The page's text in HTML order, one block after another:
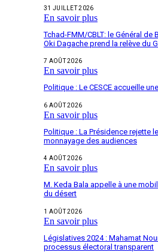
31 JUILLET 2026
En savoir plus
Tchad-FMM/CBLT: le Général de
Oki Dagache prend la relève du
7 AOÛT 2026
En savoir plus
Politique : Le CESCE accueille
6 AOÛT 2026
En savoir plus
Politique : La Présidence rejette
monnayage des audiences
4 AOÛT 2026
En savoir plus
M. Keda Bala appelle à une
du désert
1 AOÛT 2026
En savoir plus
Législatives 2024 : Mahamat
processus électoral transparent